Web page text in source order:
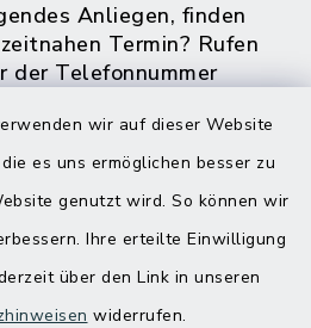
wir auf dieser Website
es uns ermöglichen besser zu
genutzt wird. So können wir
Ihre erteilte Einwilligung
über den Link in unseren
widerrufen.
Anliegen, finden
Termin? Rufen
der Telefonnummer